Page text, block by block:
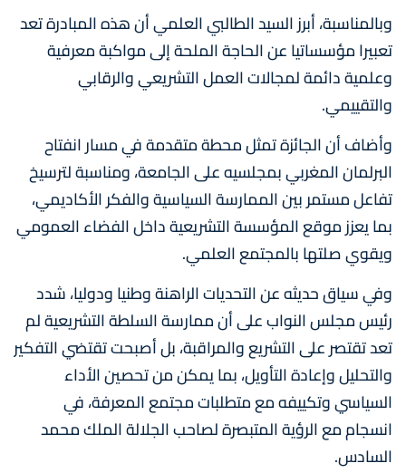
وبالمناسبة، أبرز السيد الطالبي العلمي أن هذه المبادرة تعد
تعبيرا مؤسساتيا عن الحاجة الملحة إلى مواكبة معرفية
وعلمية دائمة لمجالات العمل التشريعي والرقابي
والتقييمي.
وأضاف أن الجائزة تمثل محطة متقدمة في مسار انفتاح
البرلمان المغربي بمجلسيه على الجامعة، ومناسبة لترسيخ
تفاعل مستمر بين الممارسة السياسية والفكر الأكاديمي،
بما يعزز موقع المؤسسة التشريعية داخل الفضاء العمومي
ويقوي صلتها بالمجتمع العلمي.
وفي سياق حديثه عن التحديات الراهنة وطنيا ودوليا، شدد
رئيس مجلس النواب على أن ممارسة السلطة التشريعية لم
تعد تقتصر على التشريع والمراقبة، بل أصبحت تقتضي التفكير
والتحليل وإعادة التأويل، بما يمكن من تحصين الأداء
السياسي وتكييفه مع متطلبات مجتمع المعرفة، في
انسجام مع الرؤية المتبصرة لصاحب الجلالة الملك محمد
السادس.